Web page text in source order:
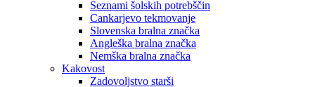
Seznami šolskih potrebščin
Cankarjevo tekmovanje
Slovenska bralna značka
Angleška bralna značka
Nemška bralna značka
Kakovost
Zadovoljstvo starši